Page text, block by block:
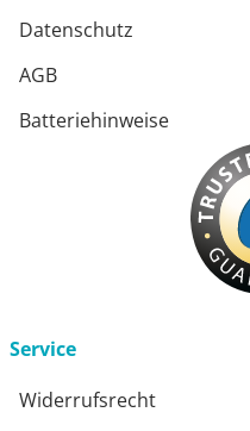
Datenschutz
AGB
Batteriehinweise
Service
Widerrufsrecht